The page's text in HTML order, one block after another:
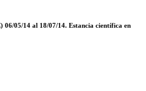
06/05/14 al 18/07/14. Estancia científica en